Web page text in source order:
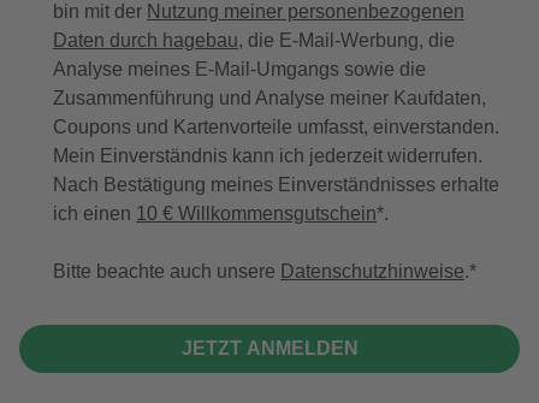
bin mit der Nutzung meiner personenbezogenen
Daten durch hagebau, die E-Mail-Werbung, die
Analyse meines E-Mail-Umgangs sowie die
Zusammenführung und Analyse meiner Kaufdaten,
Coupons und Kartenvorteile umfasst, einverstanden.
Mein Einverständnis kann ich jederzeit widerrufen.
Nach Bestätigung meines Einverständnisses erhalte
ich einen 10 € Willkommensgutschein*.
Bitte beachte auch unsere Datenschutzhinweise.
JETZT ANMELDEN